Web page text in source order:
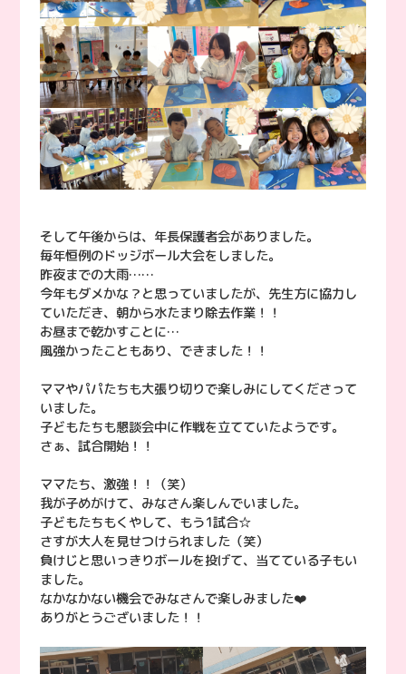
そして午後からは、年長保護者会がありました。
毎年恒例のドッジボール大会をしました。
昨夜までの大雨……
今年もダメかな？と思っていましたが、先生方に協力し
ていただき、朝から水たまり除去作業！！
お昼まで乾かすことに…
風強かったこともあり、できました！！
ママやパパたちも大張り切りで楽しみにしてくださって
いました。
子どもたちも懇談会中に作戦を立てていたようです。
さぁ、試合開始！！
ママたち、激強！！（笑）
我が子めがけて、みなさん楽しんでいました。
子どもたちもくやして、もう1試合☆
さすが大人を見せつけられました（笑）
負けじと思いっきりボールを投げて、当てている子もい
ました。
なかなかない機会でみなさんで楽しみました❤️
ありがとうございました！！